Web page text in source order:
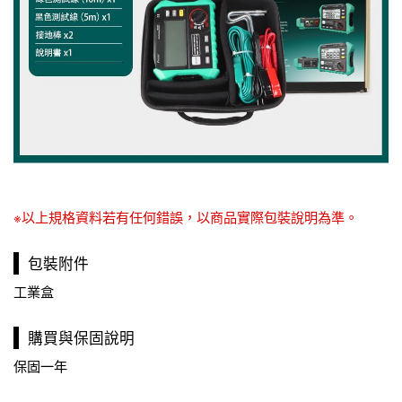
※以上規格資料若有任何錯誤，以商品實際包裝說明為準。
包裝附件
工業盒
購買與保固說明
保固一年